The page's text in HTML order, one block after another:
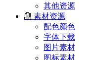
其他资源
素材资源
配色颜色
字体下载
图片素材
图标素材